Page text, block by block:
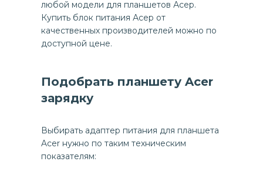
любой модели для планшетов Асер.
Купить блок питания Асер от
качественных производителей можно по
доступной цене.
Подобрать планшету Acer
зарядку
Выбирать адаптер питания для планшета
Acer нужно по таким техническим
показателям: